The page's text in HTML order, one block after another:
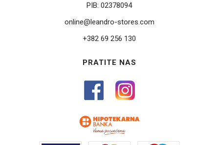
PIB:02378094
online@leandro-stores.com
+382 69 256 130
PRATITE NAS